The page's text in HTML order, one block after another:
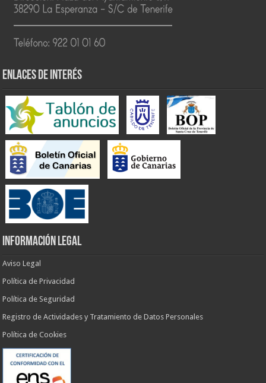
ENLACES DE INTERÉS
INFORMACIÓN LEGAL
Aviso Legal
Política de Privacidad
Política de Seguridad
Registro de Actividades y Tratamiento de Datos Personales
Política de Cookies